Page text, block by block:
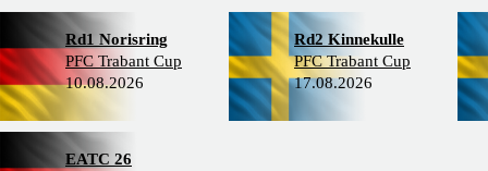
Rd1 Norisring
PFC Trabant Cup
10.08.2026
Rd2 Kinnekulle
PFC Trabant Cup
17.08.2026
EATC 26